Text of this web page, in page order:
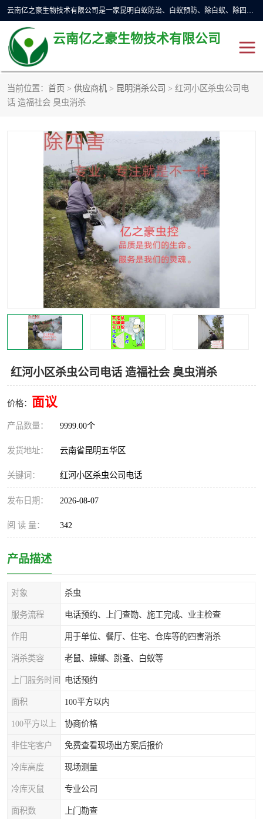
云南亿之豪生物技术有限公司是一家昆明白蚁防治、白蚁预防、除白蚁、除四害、灭蟑螂、消毒等业务的公司，公司致力于诚信经营、科技良好、讲究信誉、造福社会的理念，坚持走技术化、服务统一化,竭诚以优良的施工质量、主动的跟进服务、的管理经验，以诚信取于社会，立足于社会。
云南亿之豪生物技术有限公司
当前位置： 首页 > 供应商机 > 昆明消杀公司 > 红河小区杀虫公司电
话 造福社会 臭虫消杀
红河小区杀虫公司电话 造福社会 臭虫消杀
价格： 面议
产品数量： 9999.00个
发货地址： 云南省昆明五华区
关键词： 红河小区杀虫公司电话
发布日期： 2026-08-07
阅 读 量： 342
产品描述
对象 杀虫
服务流程 电话预约、上门查勘、施工完成、业主检查
作用 用于单位、餐厅、住宅、仓库等的四害消杀
消杀类容 老鼠、蟑螂、跳蚤、白蚁等
上门服务时间 电话预约
面积 100平方以内
100平方以上 协商价格
非住宅客户 免费查看现场出方案后报价
冷库高度 现场测量
冷库灭鼠 专业公司
面积数 上门勘查
昆明灭鼠
昆明灭蟑螂 昆明杀虫
昆明消杀公司
昆明消毒公司 昆明灭红火蚁公司
昆明驱蛇公司 昆明除虫除蚁